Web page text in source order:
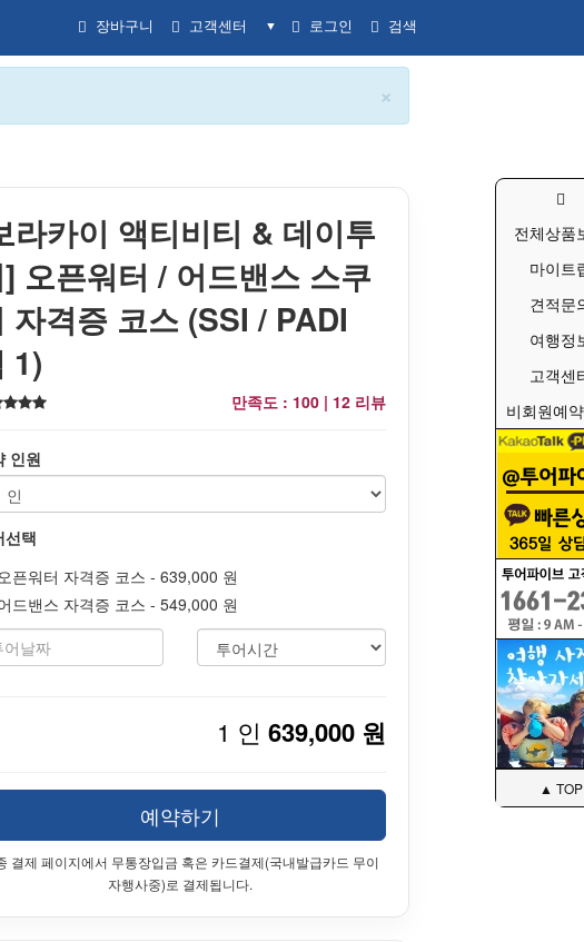
장바구니 고객센터 ▼ 로그인 검색
×
라카이 액티비티 & 데이투
오픈워터 / 어드밴스 스쿠
자격증 코스 (SSI / PADI
1)
만족도 : 100 | 12 리뷰
인원
선택
픈워터 자격증 코스 - 639,000 원
드밴스 자격증 코스 - 549,000 원
1 인 639,000 원
예약하기
결제 페이지에서 무통장입금 혹은 카드결제(국내발급카드 무이
자행사중)로 결제됩니다.
전체상품
마이트
견적문
여행정
고객센
비회원예
▲ TOP